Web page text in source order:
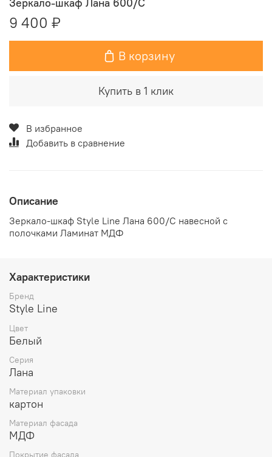
9 400 ₽
В корзину
Купить в 1 клик
В избранное
Добавить в сравнение
Описание
Зеркало-шкаф Style Line Лана 600/С навесной с
полочками Ламинат МДФ
Характеристики
Бренд
Style Line
Цвет
Белый
Серия
Лана
Материал упаковки
картон
Материал фасада
МДФ
Покрытие фасада